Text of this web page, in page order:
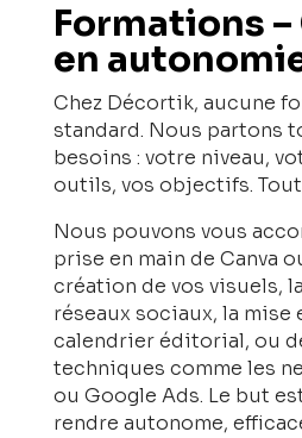
Formations
en
Chez Décortik, aucune
standard. Nous partons
besoins : votre niveau,
outils, vos objectifs.
Nous pouvons vous
prise en main de Canva
création de vos visuels,
réseaux sociaux, la mise
calendrier éditorial, ou
techniques comme les
ou Google Ads. Le but
rendre autonome,